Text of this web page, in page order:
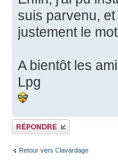
suis parvenu,
justement le
A bientôt les
Lpg
Publier une réponse
Retour vers Clavardage